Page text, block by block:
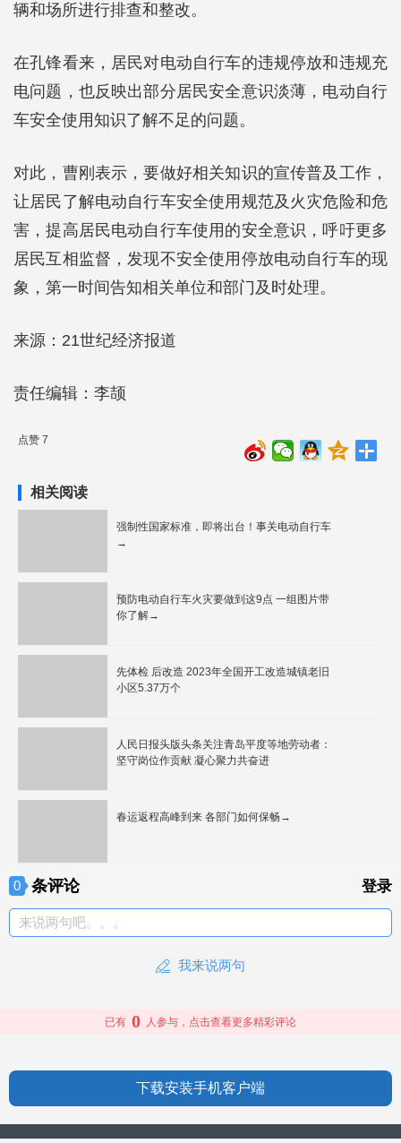
辆和场所进行排查和整改。
在孔锋看来，居民对电动自行车的违规停放和违规充
电问题，也反映出部分居民安全意识淡薄，电动自行
车安全使用知识了解不足的问题。
对此，曹刚表示，要做好相关知识的宣传普及工作，
让居民了解电动自行车安全使用规范及火灾危险和危
害，提高居民电动自行车使用的安全意识，呼吁更多
居民互相监督，发现不安全使用停放电动自行车的现
象，第一时间告知相关单位和部门及时处理。
来源：21世纪经济报道
责任编辑：李颉
点赞 7
相关阅读
强制性国家标准，即将出台！事关电动自行车
→
预防电动自行车火灾要做到这9点 一组图片带
你了解→
先体检 后改造 2023年全国开工改造城镇老旧
小区5.37万个
人民日报头版头条关注青岛平度等地劳动者：
坚守岗位作贡献 凝心聚力共奋进
春运返程高峰到来 各部门如何保畅→
0 条评论 登录
来说两句吧。。。
我来说两句
已有 0 人参与，点击查看更多精彩评论
下载安装手机客户端